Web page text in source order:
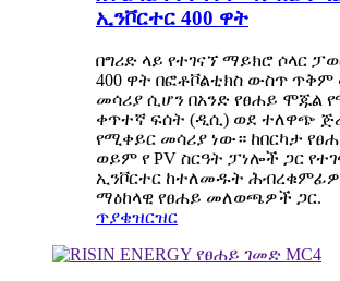
ኢንቮርተር 400 ዋት
በግሪድ ላይ የተገናኘ ማይክሮ ሶላር
400 ዋት በፎቶቮልቲክስ ውስጥ
መሳሪያ ሲሆን በአንድ የፀሐይ ሞጁል
ቀጥተኛ ፍሰት (ዲሲ) ወደ ተለዋጭ
የሚቀይር መሳሪያ ነው። ከበርካታ
ወይም የ PV ስርዓት ፓነሎች ጋር
ኢንቮርተር ከተለመዱት
ማዕከላዊ የፀሐይ መለወጫዎች ጋር.
ጥያቄዝርዝር